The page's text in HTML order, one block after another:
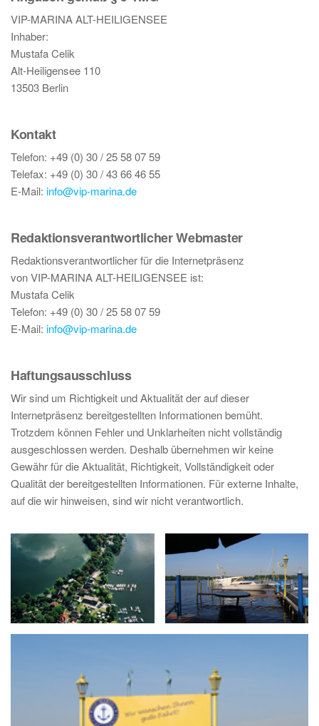
VIP-MARINA ALT-HEILIGENSEE
Inhaber:
Mustafa Celik
Alt-Heiligensee 110
13503 Berlin
Kontakt
Telefon: +49 (0) 30 / 25 58 07 59
Telefax: +49 (0) 30 / 43 66 46 55
E-Mail: info@vip-marina.de
Redaktionsverantwortlicher Webmaster
Redaktionsverantwortlicher für die Internetpräsenz
von VIP-MARINA ALT-HEILIGENSEE ist:
Mustafa Celik
Telefon: +49 (0) 30 / 25 58 07 59
E-Mail: info@vip-marina.de
Haftungsausschluss
Wir sind um Richtigkeit und Aktualität der auf dieser
Internetpräsenz bereitgestellten Informationen bemüht.
Trotzdem können Fehler und Unklarheiten nicht vollständig
ausgeschlossen werden. Deshalb übernehmen wir keine
Gewähr für die Aktualität, Richtigkeit, Vollständigkeit oder
Qualität der bereitgestellten Informationen. Für externe Inhalte,
auf die wir hinweisen, sind wir nicht verantwortlich.